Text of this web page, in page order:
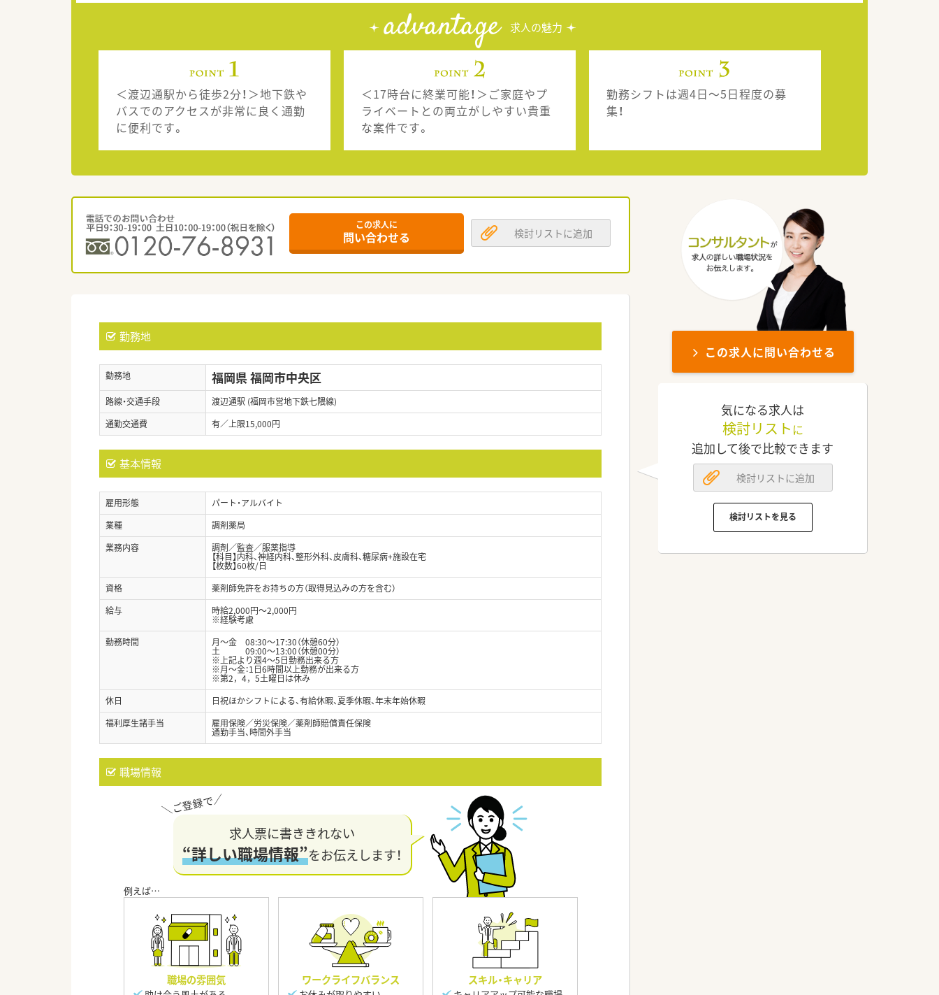
advantage 求人の魅力
＜渡辺通駅から徒歩2分！＞地下鉄や
バスでのアクセスが非常に良く通勤
に便利です。
＜17時台に終業可能！＞ご家庭やプ
ライベートとの両立がしやすい貴重
な案件です。
勤務シフトは週4日～5日程度の募
集！
この求人に
問い合わせる 検討リストに追加
勤務地
勤務地 福岡県 福岡市中央区
路線・交通手段
渡辺通駅 (福岡市営地下鉄七隈線)
通勤交通費
有／上限15,000円
基本情報
雇用形態
パート・アルバイト
業種
調剤薬局
業務内容
調剤／監査／服薬指導
【科目】内科、神経内科、整形外科、皮膚科、糖尿病+施設在宅
【枚数】60枚/日
資格
薬剤師免許をお持ちの方（取得見込みの方を含む）
給与
時給2,000円～2,000円
※経験考慮
勤務時間
月～金 08:30～17:30（休憩60分）
土 09:00～13:00（休憩00分）
※上記より週4～5日勤務出来る方
※月～金：1日6時間以上勤務が出来る方
※第2，4，5土曜日は休み
休日
日祝ほかシフトによる、有給休暇、夏季休暇、年末年始休暇
福利厚生諸手当
雇用保険／労災保険／薬剤師賠償責任保険
通勤手当、時間外手当
職場情報
求人票に書ききれない
“詳しい職場情報”をお伝えします！
職場の雰囲気 ワークライフバランス スキル・キャリア
この求人に問い合わせる
気になる求人は
検討リスト に
追加して後で比較できます
検討リストに追加
検討リストを見る